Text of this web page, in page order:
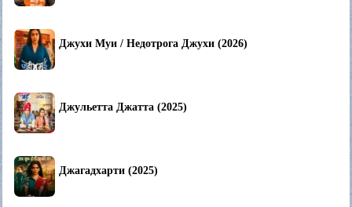
Джухи Муи / Недотрога Джухи (2026)
Джульетта Джатта (2025)
Джагадхарти (2025)